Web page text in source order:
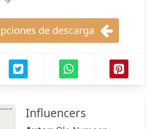
de descarga
Influencers